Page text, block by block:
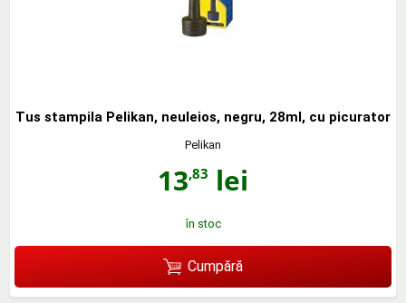
Tus stampila Pelikan, neuleios, negru, 28ml, cu picurator
Pelikan
13,83 lei
în stoc
Cumpără